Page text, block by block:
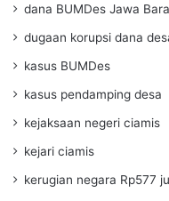
dana BUMDes Jawa
dugaan korupsi dana
kasus BUMDes
kasus pendamping desa
kejaksaan negeri ciamis
kejari ciamis
kerugian negara Rp577